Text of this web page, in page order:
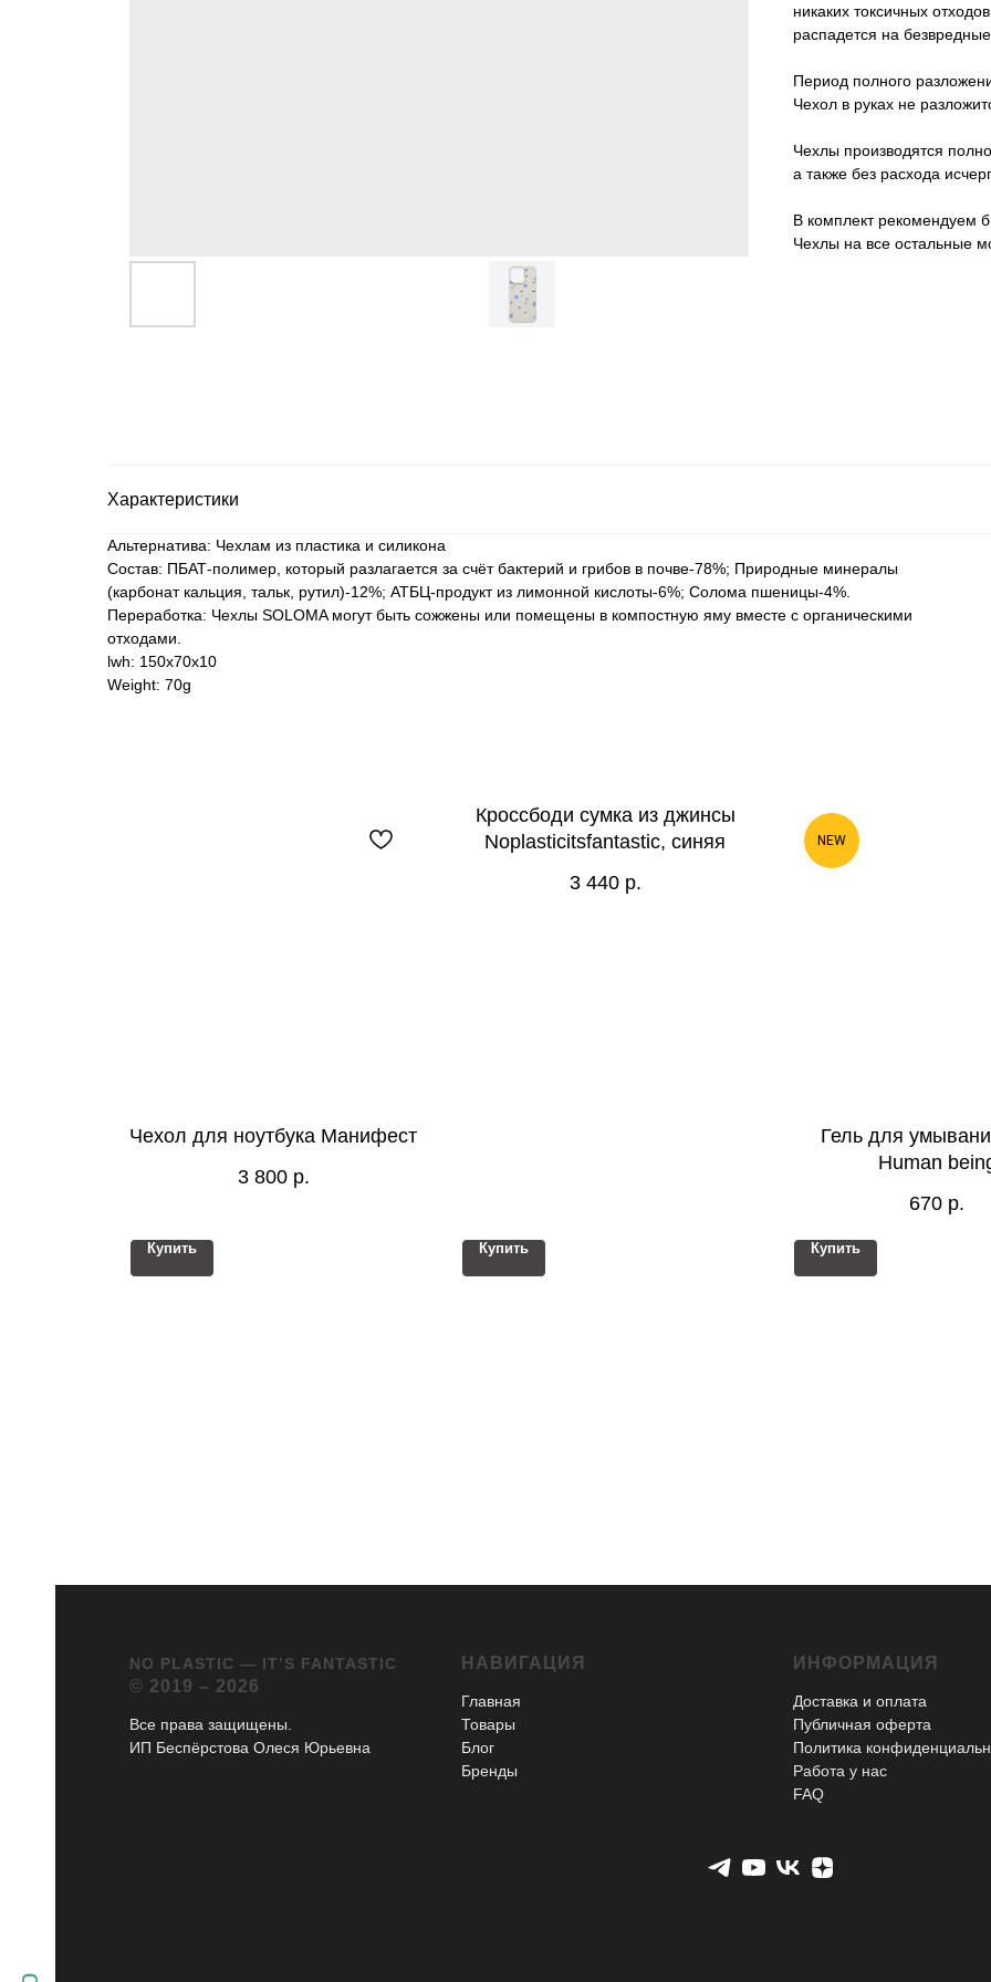
никаких токсичных
распадется на
Период полного
Чехол в руках не
Чехлы производятся
а также без расхода
В комплект рекомендуем
Чехлы на все остальные
Характеристики
Альтернатива: Чехлам из пластика и силикона
Состав: ПБАТ-полимер, который разлагается за счёт бактерий и грибов в почве-78%; Природные минералы
(карбонат кальция, тальк, рутил)-12%; АТБЦ-продукт из лимонной кислоты-6%; Солома пшеницы-4%.
Переработка: Чехлы SOLOMA могут быть сожжены или помещены в компостную яму вместе с органическими
отходами.
lwh: 150x70x10
Weight: 70g
Чехол для ноутбука Манифест
3 800 р.
Купить
Кроссбоди сумка из джинсы
Noplasticitsfantastic, синяя
3 440 р.
Купить
NEW
Гель для
Human
670 р.
Купить
NO PLASTIC — IT’S FANTASTIC
© 2019 – 2026
Все права защищены.
ИП Беспёрстова Олеся Юрьевна
НАВИГАЦИЯ
Главная
Товары
Блог
Бренды
ИНФОРМАЦИЯ
Доставка и оплата
Публичная оферта
Политика
Работа у нас
FAQ